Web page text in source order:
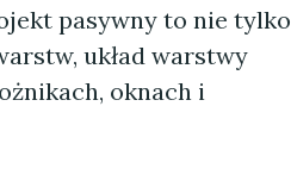
pasywny to nie tylko
układ warstwy
oknach i